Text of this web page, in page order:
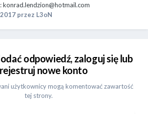
konrad.lendzion@hotmail.com
przez L3oN
odpowiedź, zaloguj się lub
nowe konto
użytkownicy mogą komentować zawartość
tej strony.